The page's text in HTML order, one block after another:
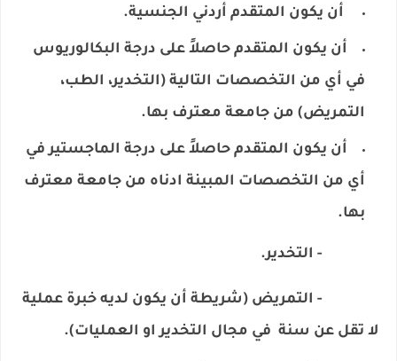
أن يكون المتقدم أردني الجنسية.
أن يكون المتقدم حاصلاً على درجة البكالوريوس
في أي من التخصصات التالية (التخدير، الطب،
التمريض) من جامعة معترف بها.
أن يكون المتقدم حاصلاً على درجة الماجستير في
أي من التخصصات المبينة ادناه من جامعة معترف
بها.
- التخدير.
- التمريض (شريطة أن يكون لديه خبرة عملية
لا تقل عن سنة في مجال التخدير او العمليات).